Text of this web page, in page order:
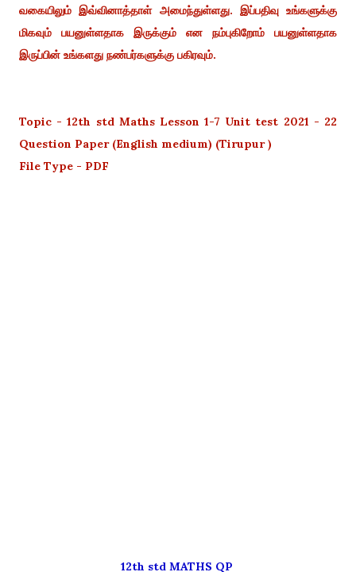
வகையிலும் இவ்வினாத்தாள் அமைந்துள்ளது. இப்பதிவு உங்களுக்கு
மிகவும் பயனுள்ளதாக இருக்கும் என நம்புகிறோம் பயனுள்ளதாக
இருப்பின் உங்களது நண்பர்களுக்கு பகிரவும்.
Topic - 12th std Maths Lesson 1-7 Unit test 2021 - 22
Question Paper (English medium) (Tirupur )
File Type - PDF
12th std MATHS QP